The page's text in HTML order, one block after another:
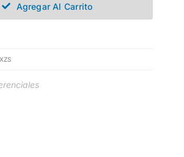
Agregar Al Carrito